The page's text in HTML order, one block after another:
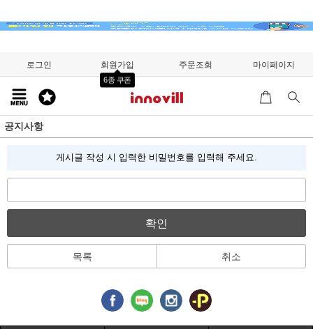
로그인 회원가입
6종 쿠폰
주문조회 마이페이지
공지사항
게시글 작성 시 입력한 비밀번호를 입력해 주세요.
확인
목록 취소